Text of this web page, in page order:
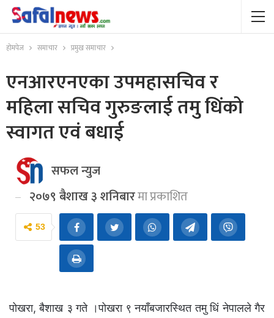
होमपेज समाचार प्रमुख समाचार
एनआरएनएका उपमहासचिव र
महिला सचिव गुरुङलाई तमु धिंको
स्वागत एवं बधाई
सफल न्युज
२०७९ बैशाख ३ शनिबारमा प्रकाशित
53
पोखरा, बैशाख ३ गते ।पोखरा ९ नयाँबजारस्थित तमु धिं नेपालले गैर